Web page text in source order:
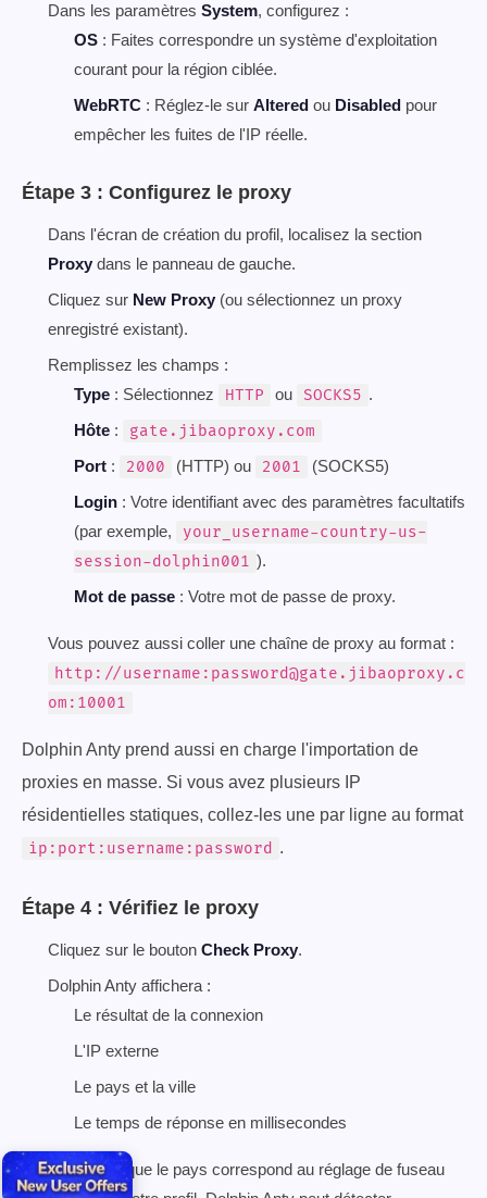
Dans les paramètres System, configurez :
OS : Faites correspondre un système d'exploitation
courant pour la région ciblée.
WebRTC : Réglez-le sur Altered ou Disabled pour
empêcher les fuites de l'IP réelle.
Étape 3 : Configurez le proxy
Dans l'écran de création du profil, localisez la section
Proxy dans le panneau de gauche.
Cliquez sur New Proxy (ou sélectionnez un proxy
enregistré existant).
Remplissez les champs :
Type : Sélectionnez HTTP ou SOCKS5 .
Hôte :
gate.jibaoproxy.com
Port : 2000 (HTTP) ou 2001
(SOCKS5)
Login : Votre identifiant avec des paramètres facultatifs
(par exemple,
your_username-country-us-
session-dolphin001 ).
Mot de passe : Votre mot de passe de proxy.
Vous pouvez aussi coller une chaîne de proxy au format :
http://username: password@gate.jibaoproxy.c
om :10001
Dolphin Anty prend aussi en charge l'importation de
proxies en masse. Si vous avez plusieurs IP
résidentielles statiques, collez-les une par ligne au format
ip:port:username:password .
Étape 4 : Vérifiez le proxy
Cliquez sur le bouton Check Proxy.
Dolphin Anty affichera :
Le résultat de la connexion
L'IP externe
Le pays et la ville
Le temps de réponse en millisecondes
Confirmez que le pays correspond au réglage de fuseau